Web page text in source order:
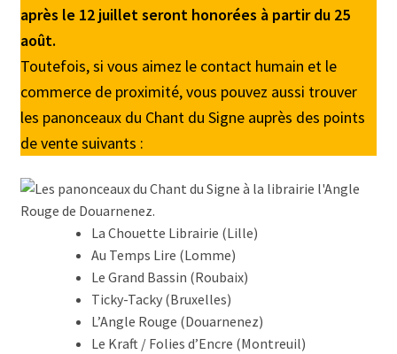
Panier
Politique de confidentialité
Quand ça se passe mal
après le 12 juillet seront honorées à partir du 25
août.
Toutefois, si vous aimez le contact humain et le
commerce de proximité, vous pouvez aussi trouver
les panonceaux du Chant du Signe auprès des points
de vente suivants :
La Chouette Librairie (Lille)
Au Temps Lire (Lomme)
Le Grand Bassin (Roubaix)
Ticky-Tacky (Bruxelles)
L’Angle Rouge (Douarnenez)
Le Kraft / Folies d’Encre (Montreuil)